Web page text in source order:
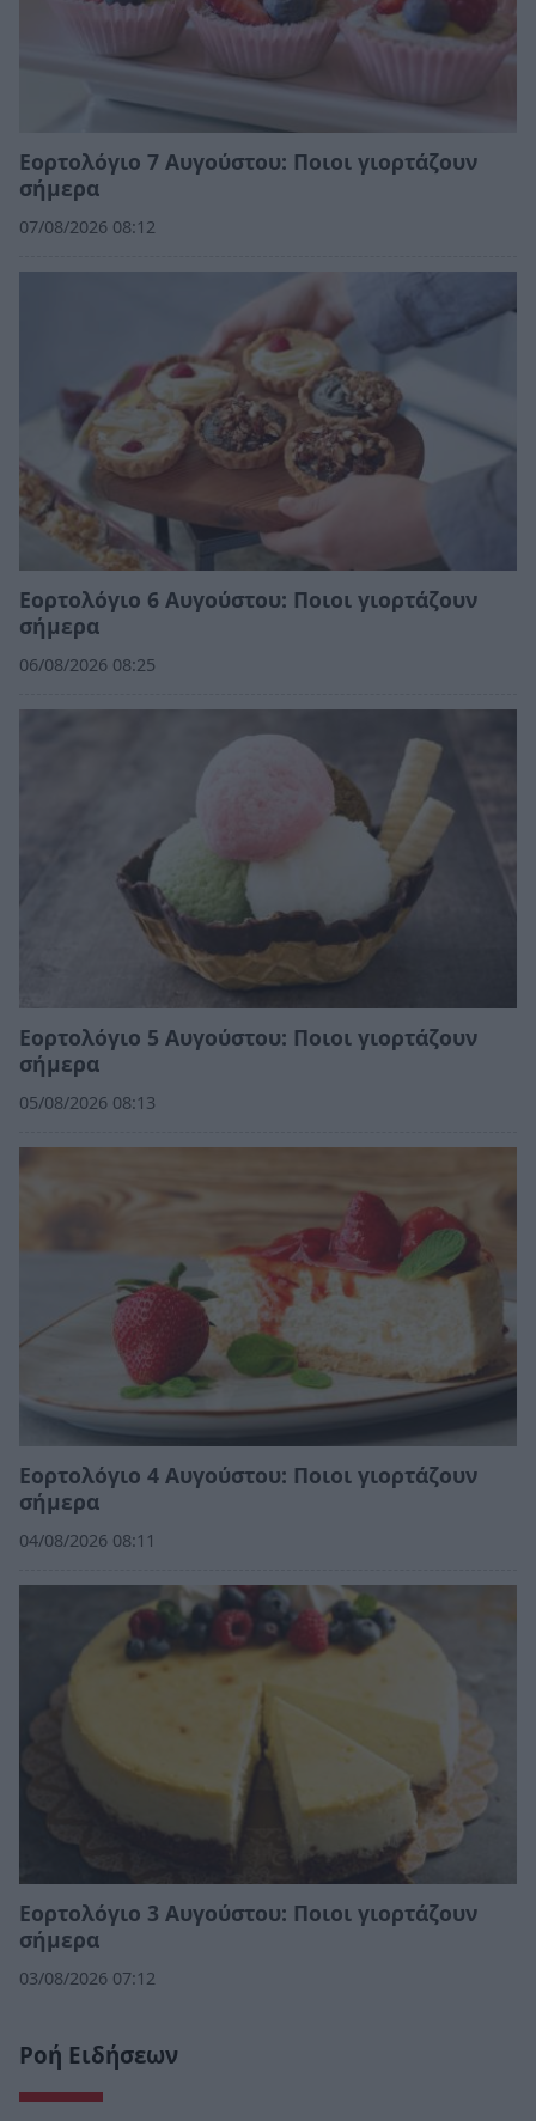
Εορτολόγιο 7 Αυγούστου: Ποιοι γιορτάζουν
σήμερα
07/08/2026 08:12
Εορτολόγιο 6 Αυγούστου: Ποιοι γιορτάζουν
σήμερα
06/08/2026 08:25
Εορτολόγιο 5 Αυγούστου: Ποιοι γιορτάζουν
σήμερα
05/08/2026 08:13
Εορτολόγιο 4 Αυγούστου: Ποιοι γιορτάζουν
σήμερα
04/08/2026 08:11
Εορτολόγιο 3 Αυγούστου: Ποιοι γιορτάζουν
σήμερα
03/08/2026 07:12
Ροή Ειδήσεων